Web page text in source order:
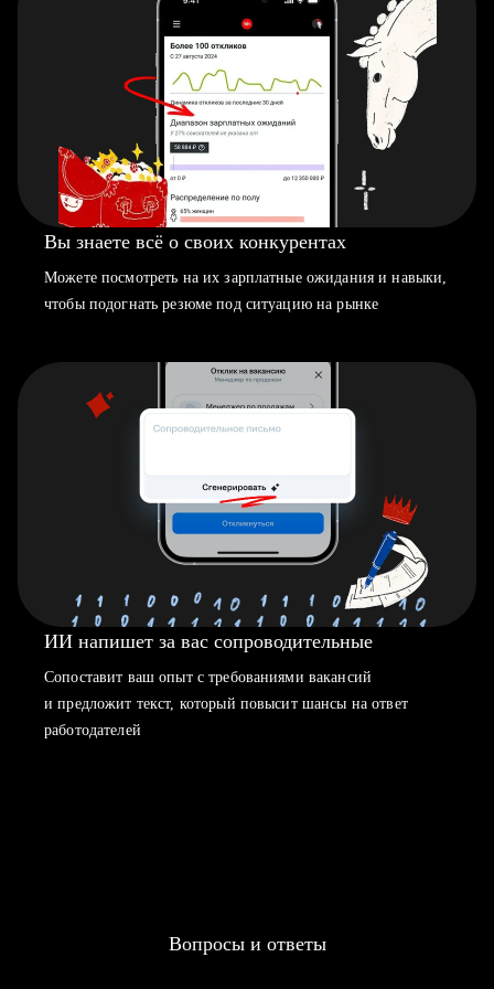
Вы знаете всё о своих конкурентах
Можете посмотреть на их зарплатные ожидания и навыки,
чтобы подогнать резюме под ситуацию на рынке
ИИ напишет за вас сопроводительные
Сопоставит ваш опыт с требованиями вакансий
и предложит текст, который повысит шансы на ответ
работодателей
Вопросы и ответы